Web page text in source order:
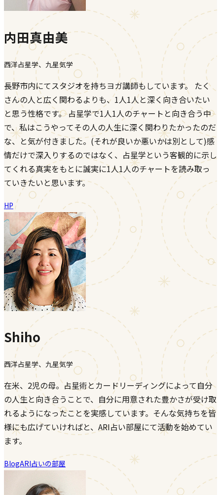
内田真由美
西洋占星学、九星気学
長野市内にてスタジオを持ちヨガ講師もしています。 たく
さんの人と広く関わるよりも、1人1人と深く向き合いたい
と思う性格です。 占星学で1人1人のチャートと向き合う中
で、私はこうやってその人の人生に深く関わりたかったのだ
な、と気が付きました。(それが良いか悪いかは別として)感
情だけで深入りするのではなく、占星学という客観的に示し
てくれる真実をもとに誠実に1人1人のチャートを読み取っ
ていきたいと思います。
HP
Shiho
西洋占星学、九星気学
在米、2児の母。占星術とカードリーディングによって自分
の人生と向き合うことで、自分に用意された豊かさが受け取
れるようになったことを実感しています。そんな気持ちを皆
様にも広げていければと、ARI占い部屋にて活動を始めてい
ます。
BlogARI占いの部屋